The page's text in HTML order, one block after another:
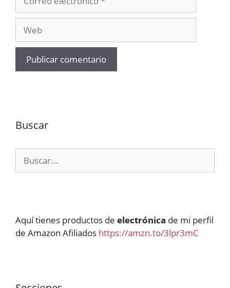
electrónico
Buscar
Aquí tienes productos de electrónica de mi perfil
de Amazon Afiliados https://amzn.to/3lpr3mC